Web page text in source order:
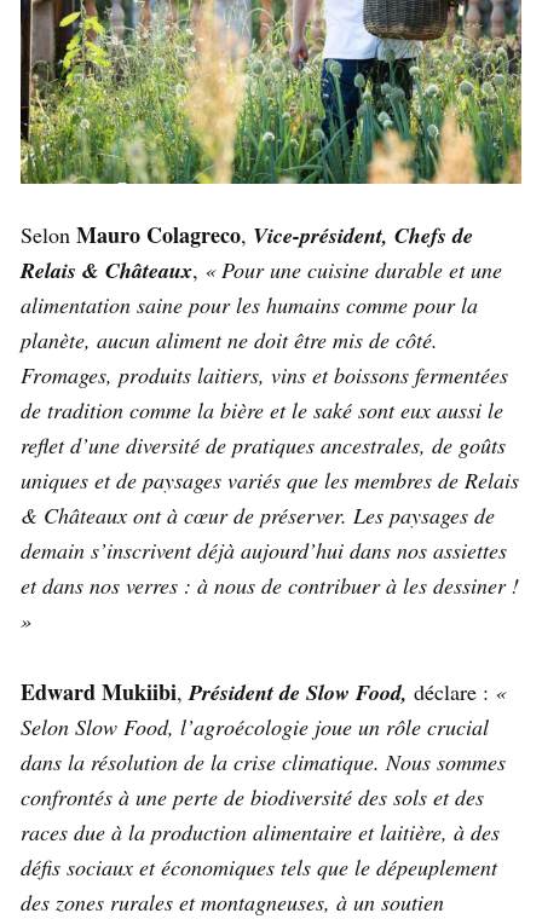
Selon Mauro Colagreco, Vice-président, Chefs de
Relais & Châteaux, « Pour une cuisine durable et une
alimentation saine pour les humains comme pour la
planète, aucun aliment ne doit être mis de côté.
Fromages, produits laitiers, vins et boissons fermentées
de tradition comme la bière et le saké sont eux aussi le
reflet d’une diversité de pratiques ancestrales, de goûts
uniques et de paysages variés que les membres de Relais
& Châteaux ont à cœur de préserver. Les paysages de
demain s’inscrivent déjà aujourd’hui dans nos assiettes
et dans nos verres : à nous de contribuer à les dessiner !
»
Edward Mukiibi,Président de Slow Food, déclare : «
Selon Slow Food, l’agroécologie joue un rôle crucial
dans la résolution de la crise climatique. Nous sommes
confrontés à une perte de biodiversité des sols et des
races due à la production alimentaire et laitière, à des
défis sociaux et économiques tels que le dépeuplement
des zones rurales et montagneuses, à un soutien